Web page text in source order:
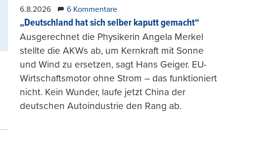
6.8.2026 6 Kommentare
„Deutschland hat sich selber kaputt gemacht“
Ausgerechnet die Physikerin Angela Merkel
stellte die AKWs ab, um Kernkraft mit Sonne
und Wind zu ersetzen, sagt Hans Geiger. EU-
Wirtschaftsmotor ohne Strom – das funktioniert
nicht. Kein Wunder, laufe jetzt China der
deutschen Autoindustrie den Rang ab.